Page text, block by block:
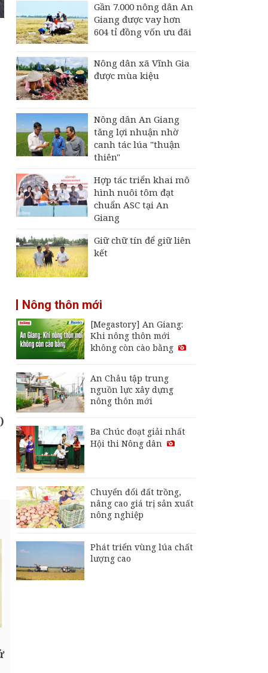
Gần 7.000 nông dân An
Giang được vay hơn
604 tỉ đồng vốn ưu đãi
Nông dân xã Vĩnh Gia
được mùa kiệu
Nông dân An Giang
tăng lợi nhuận nhờ
canh tác lúa "thuận
thiên"
Hợp tác triển khai mô
hình nuôi tôm đạt
chuẩn ASC tại An
Giang
Giữ chữ tín để giữ liên
kết
Nông thôn mới
[Megastory] An Giang:
Khi nông thôn mới
không còn cào bằng
An Châu tập trung
nguồn lực xây dựng
nông thôn mới
Ba Chúc đoạt giải nhất
Hội thi Nông dân
Chuyển đổi đất trồng,
nâng cao giá trị sản xuất
nông nghiệp
Phát triển vùng lúa chất
lượng cao